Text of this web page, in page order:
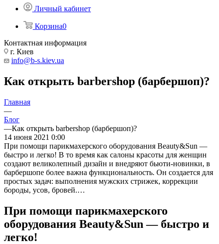
Личный кабинет
Корзина0
Контактная информация
г. Киев
info@b-s.kiev.ua
Как открыть barbershop (барбершоп)?
Главная
—
Блог
—Как открыть barbershop (барбершоп)?
14 июня 2021 0:00
При помощи парикмахерского оборудования Beauty&Sun —
быстро и легко! В то время как салоны красоты для женщин
создают великолепный дизайн и внедряют бьюти-новинки, в
барбершопе более важна функциональность. Он создается для
простых задач: выполнения мужских стрижек, коррекции
бороды, усов, бровей.…
При помощи парикмахерского
оборудования Beauty&Sun — быстро и
легко!